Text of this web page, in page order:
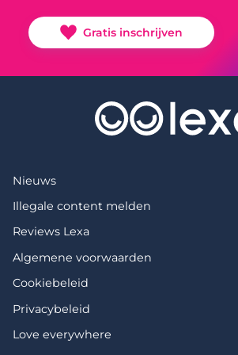
Gratis inschrijven
Nieuws
Illegale content melden
Reviews Lexa
Algemene voorwaarden
Cookiebeleid
Privacybeleid
Love everywhere